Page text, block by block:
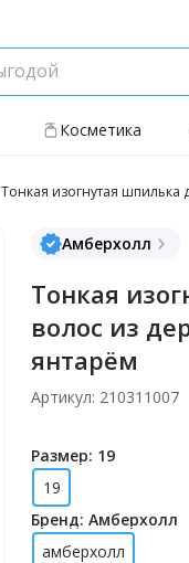
Косметика
Тонкая изогнутая шпилька
Амберхолл
Тонкая
волос из
янтарём
Артикул: 210311007
Размер: 19
19
Бренд: Амберхолл
амберхолл